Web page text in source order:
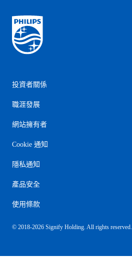
投資者關係
職涯發展
網站擁有者
Cookie 通知
隱私通知
產品安全
使用條款
© 2018-2026 Signify Holding. All rights reserved.